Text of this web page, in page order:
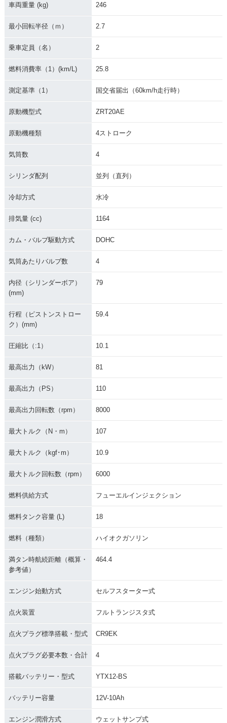
AEG・カラーチェン
ジ
AEG・新登場
車両重量 (kg) 246
最小回転半径（ｍ） 2.7
乗車定員（名） 2
燃料消費率（1）(km/L) 25.8
測定基準（1） 国交省届出（60km/h走行時）
原動機型式 ZRT20AE
原動機種類 4ストローク
気筒数 4
シリンダ配列 並列（直列）
冷却方式 水冷
排気量 (cc) 1164
カム・バルブ駆動方式 DOHC
気筒あたりバルブ数 4
内径（シリンダーボア）
(mm)
79
行程（ピストンストロー
ク）(mm)
59.4
圧縮比（:1） 10.1
最高出力（kW） 81
最高出力（PS） 110
最高出力回転数（rpm） 8000
最大トルク（N・m） 107
最大トルク（kgf･m） 10.9
最大トルク回転数（rpm） 6000
燃料供給方式 フューエルインジェクション
燃料タンク容量 (L) 18
燃料（種類） ハイオクガソリン
満タン時航続距離（概算・
参考値）
464.4
エンジン始動方式 セルフスターター式
点火装置 フルトランジスタ式
点火プラグ標準搭載・型式 CR9EK
点火プラグ必要本数・合計 4
搭載バッテリー・型式 YTX12-BS
バッテリー容量 12V-10Ah
エンジン潤滑方式 ウェットサンプ式